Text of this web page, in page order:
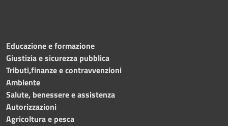
Educazione e formazione
Giustizia e sicurezza pubblica
Tributi,finanze e contravvenzioni
Ambiente
Salute, benessere e assistenza
Autorizzazioni
Agricoltura e pesca